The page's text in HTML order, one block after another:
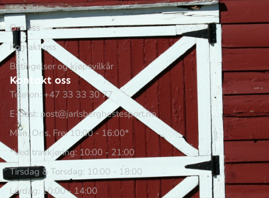
Min side
Om oss
Kontakt oss
Betingelser og kjøpsvilkår
Kontakt oss
Telefon: +47 33 33 30 77
E-post: post@jarlsberghestesport.no
Man, Ons, Fre: 10:00 - 16:00*
*Ved travkjøring: 10:00 - 21:00
Tirsdag & Torsdag: 10:00 - 18:00
Lørdag: 10:00 - 14:00